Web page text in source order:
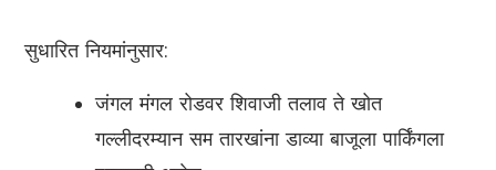
सुधारित नियमांनुसार:
जंगल मंगल रोडवर शिवाजी तलाव ते खोत
गल्लीदरम्यान सम तारखांना डाव्या बाजूला पार्किंगला